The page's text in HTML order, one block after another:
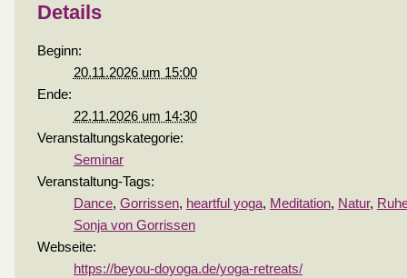
Details
Beginn:
20.11.2026 um 15:00
Ende:
22.11.2026 um 14:30
Veranstaltungskategorie:
Seminar
Veranstaltung-Tags:
Dance, Gorrissen, heartful yoga, Meditation, Natur,
Sonja von Gorrissen
Webseite:
https://beyou-doyoga.de/yoga-retreats/